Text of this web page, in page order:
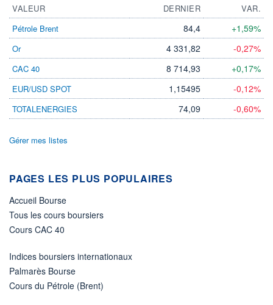
VALEUR DERNIER
VAR.
Pétrole Brent
84,4 +1,59%
Or 4 331,82 -0,27%
CAC 40 8 714,93 +0,17%
EUR/USD SPOT 1,15495 -0,12%
TOTALENERGIES 74,09 -0,60%
Gérer mes listes
PAGES LES PLUS POPULAIRES
Accueil Bourse
Tous les cours boursiers
Cours CAC 40
Indices boursiers internationaux
Palmarès Bourse
Cours du Pétrole (Brent)